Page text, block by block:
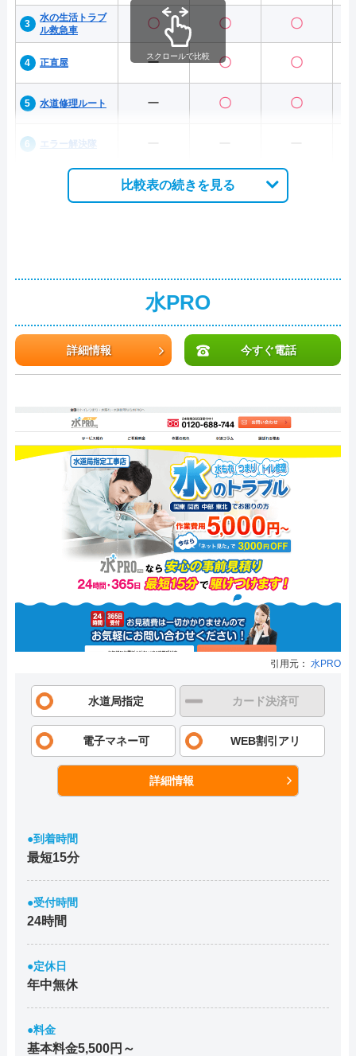
水の生活トラブ
ル救急車
〇 〇 〇
正直屋 ー 〇 〇
水道修理ルート ー 〇 〇
エラー解決隊
スクロールで比較
比較表の続きを見る
水PRO
詳細情報 今すぐ電話
引用元： 水PRO
水道局指定 カード決済可
電子マネー可 WEB割引アリ
詳細情報
●到着時間
最短15分
●受付時間
24時間
●定休日
年中無休
●料金
基本料金5,500円～